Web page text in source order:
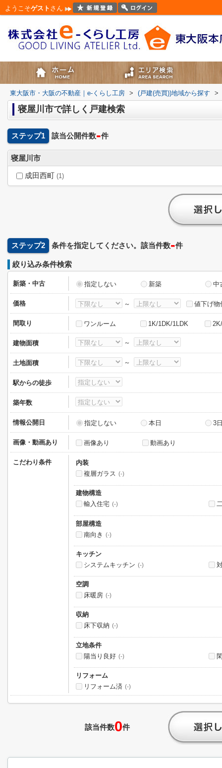
ようこそゲスト さん
東大阪市・大阪の不動産｜e-くらし工房 > (戸建(売買))地域から探す >
寝屋川市で詳しく戸建検索
ステップ1 該当公開件数-件
寝屋川市
成田西町 (1)
ステップ2 条件を指定してください。該当件数-件
絞り込み条件検索
新築・中古 指定しない 新築 中
価格 ～ 値下げ物
間取り ワンルーム 1K/1DK/1LDK
建物面積 ～
土地面積 ～
駅からの徒歩
築年数
情報公開日 指定しない 本日 3
画像・動画あり 画像あり 動画あり
こだわり条件
内装
複層ガラス (-)
建物構造
輸入住宅 (-)
部屋構造
南向き
(-)
キッチン
システムキッチン (-)
空調
床暖房 (-)
収納
床下収納 (-)
立地条件
陽当り良好 (-)
リフォーム
リフォーム済 (-)
該当件数0件